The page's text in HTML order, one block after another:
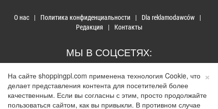
О нас Политика конфиденциальности
Dla reklamodawców
Редакция
Контакты
МЫ В СОЦСЕТЯХ:
© 2026 Покупки в Польше. Developed byRealnet.cf.Depositphotos
×
На сайте shoppingpl.com применена технология Cookie, что
делает представления контента для посетителей более
качественным. Если вы согласны с этим, просто продолжайте
пользоваться сайтом, как вы привыкли. В противном случае